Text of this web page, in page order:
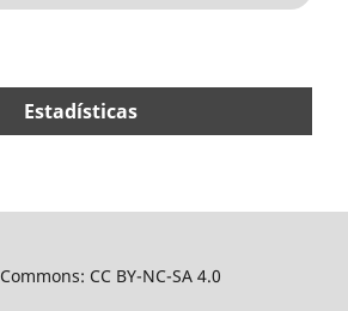
Estadísticas
CC BY-NC-SA 4.0